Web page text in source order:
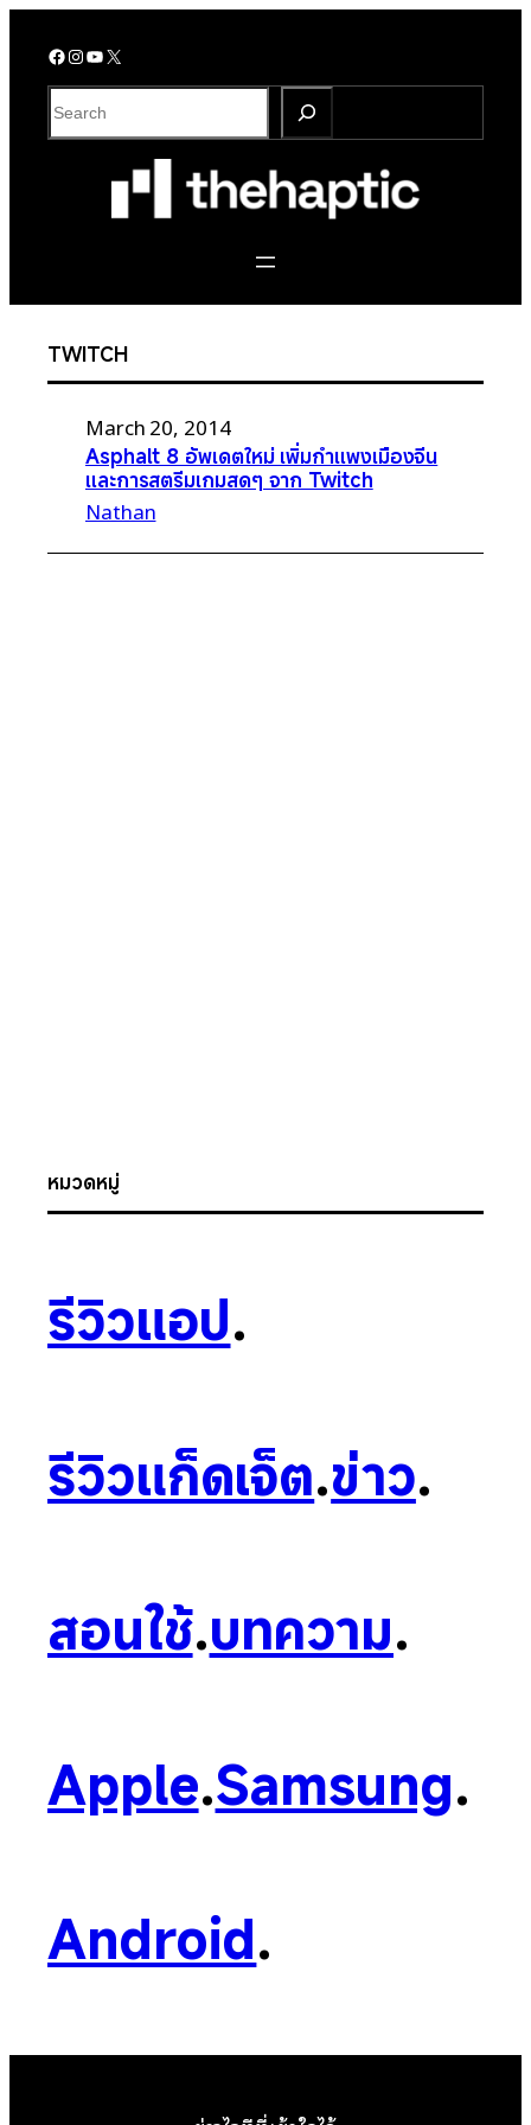
Facebook InstagramYouTube X
S
e
TWITCH
March 20, 2014
Asphalt 8 อัพเดตใหม่ เพิ่มกำแพงเมืองจีน
และการสตรีมเกมสดๆ จาก Twitch
Nathan
หมวดหมู่
รีวิวแอป.
รีวิวแก็ดเจ็ต.ข่าว.
สอนใช้.บทความ.
Apple.Samsung.
Android.